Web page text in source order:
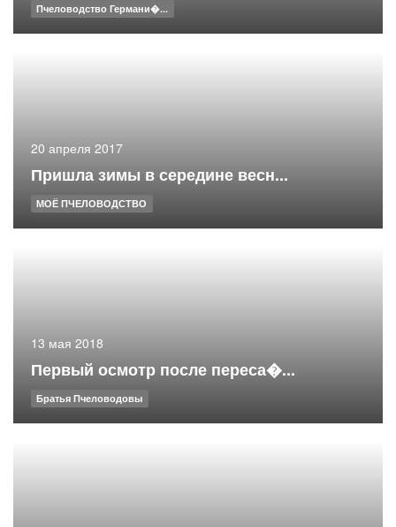
Пчеловодство Германи�...
20 апреля 2017
Пришла зимы в середине весн...
МОЁ ПЧЕЛОВОДСТВО
13 мая 2018
Первый осмотр после переса�...
Братья Пчеловодовы